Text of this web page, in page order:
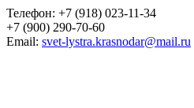
Телефон: +7 (918) 023-11-34
+7 (900) 290-70-60
Email: svet-lystra.krasnodar@mail.ru